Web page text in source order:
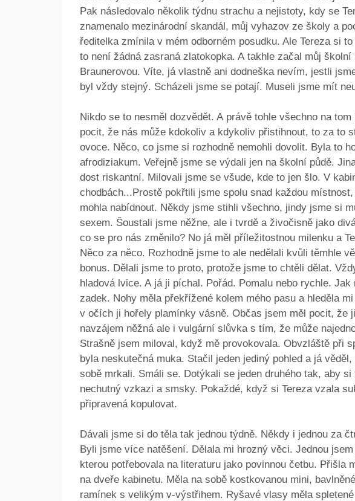
Pak následovalo několik týdnu strachu a nejistoty, kdy se
znamenalo mezinárodní skandál, můj vyhazov ze školy a
ředitelka zmínila v mém odborném posudku. Ale Tereza si
to není žádná zasraná zlatokopka. A takhle začal můj školní
Braunerovou. Víte, já vlastně ani dodneška nevím, jestli
byl vždy stejný. Scházeli jsme se potají. Museli jsme mít
Nikdo se to nesměl dozvědět. A právě tohle všechno na
pocit, že nás může kdokoliv a kdykoliv přistihnout, to za to
ovoce. Něco, co jsme si rozhodně nemohli dovolit. Byla to
afrodiziakum. Veřejně jsme se výdali jen na školní půdě.
dost riskantní. Milovali jsme se všude, kde to jen šlo. V
chodbách...Prostě pokřtili jsme spolu snad každou
mohla nabídnout. Někdy jsme stihli všechno, jindy jsme si
sexem. Šoustali jsme něžne, ale i tvrdě a živočisně jako
co se pro nás změnilo? No já měl příležitostnou milenku a
Něco za něco. Rozhodně jsme to ale nedělali kvůli těmhle
bonus. Dělali jsme to proto, protože jsme to chtěli dělat.
hladová lvice. A já ji píchal. Pořád. Pomalu nebo rychle.
zadek. Nohy měla překřížené kolem mého pasu a hleděla
v očích ji hořely plamínky vásně. Občas jsem měl pocit, že
navzájem něžná ale i vulgární slůvka s tím, že může
Strašně jsem miloval, když mě provokovala. Obvzláště při
byla neskutečná muka. Stačil jeden jediný pohled a já
sobě mrkali. Smáli se. Dotýkali se jeden druhého tak, aby
nechutný vzkazi a smsky. Pokaždé, když si Tereza vzala
připravená kopulovat.
Dávali jsme si do těla tak jednou týdně. Někdy i jednou za
Byli jsme více natěšení. Dělala mi hrozný věci. Jednou
kterou potřebovala na literaturu jako povinnou četbu. Přišla
na dveře kabinetu. Měla na sobě kostkovanou mini,
ramínek s velikým v-výstřihem. Ryšavé vlasy měla